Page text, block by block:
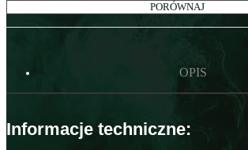
PORÓWNAJ
OPIS
Informacje techniczne: